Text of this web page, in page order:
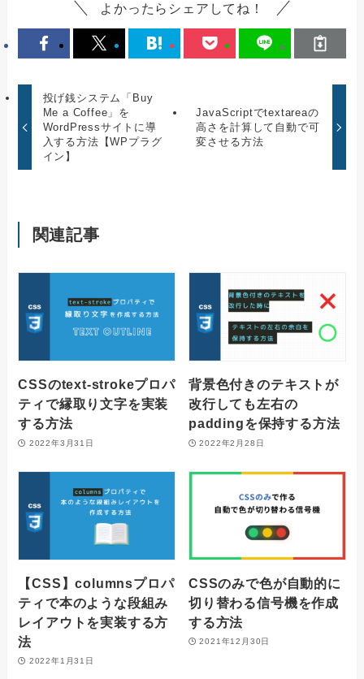
よかったらシェアしてね！
投げ銭システム「Buy
Me a Coffee」を
WordPressサイトに導
入する方法【WPプラグ
イン】
JavaScriptでtextareaの
高さを計算して自動で可
変させる方法
関連記事
CSSのtext-strokeプロパ
ティで縁取り文字を実装
する方法
2022年3月31日
背景色付きのテキストが
改行しても左右の
paddingを保持する方法
2022年2月28日
【CSS】columnsプロパ
ティで本のような段組み
レイアウトを実装する方
法
2022年1月31日
CSSのみで色が自動的に
切り替わる信号機を作成
する方法
2021年12月30日